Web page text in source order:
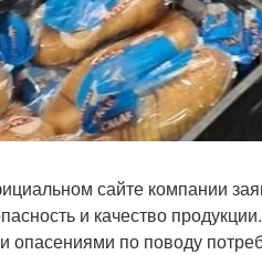
сайте компании
и качество
по поводу